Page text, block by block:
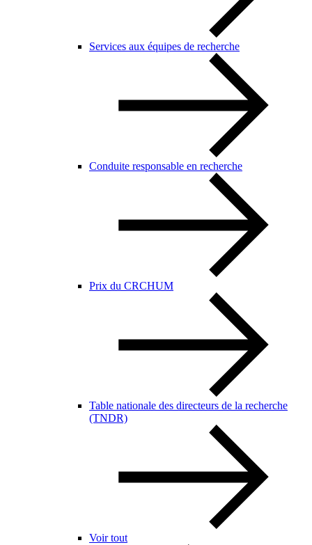
Services aux équipes de recherche
Conduite responsable en recherche
Prix du CRCHUM
Table nationale des directeurs de la recherche
(TNDR)
Voir tout